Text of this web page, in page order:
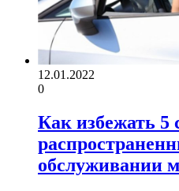
12.01.2022
0
Как избежать 5
обслуживании